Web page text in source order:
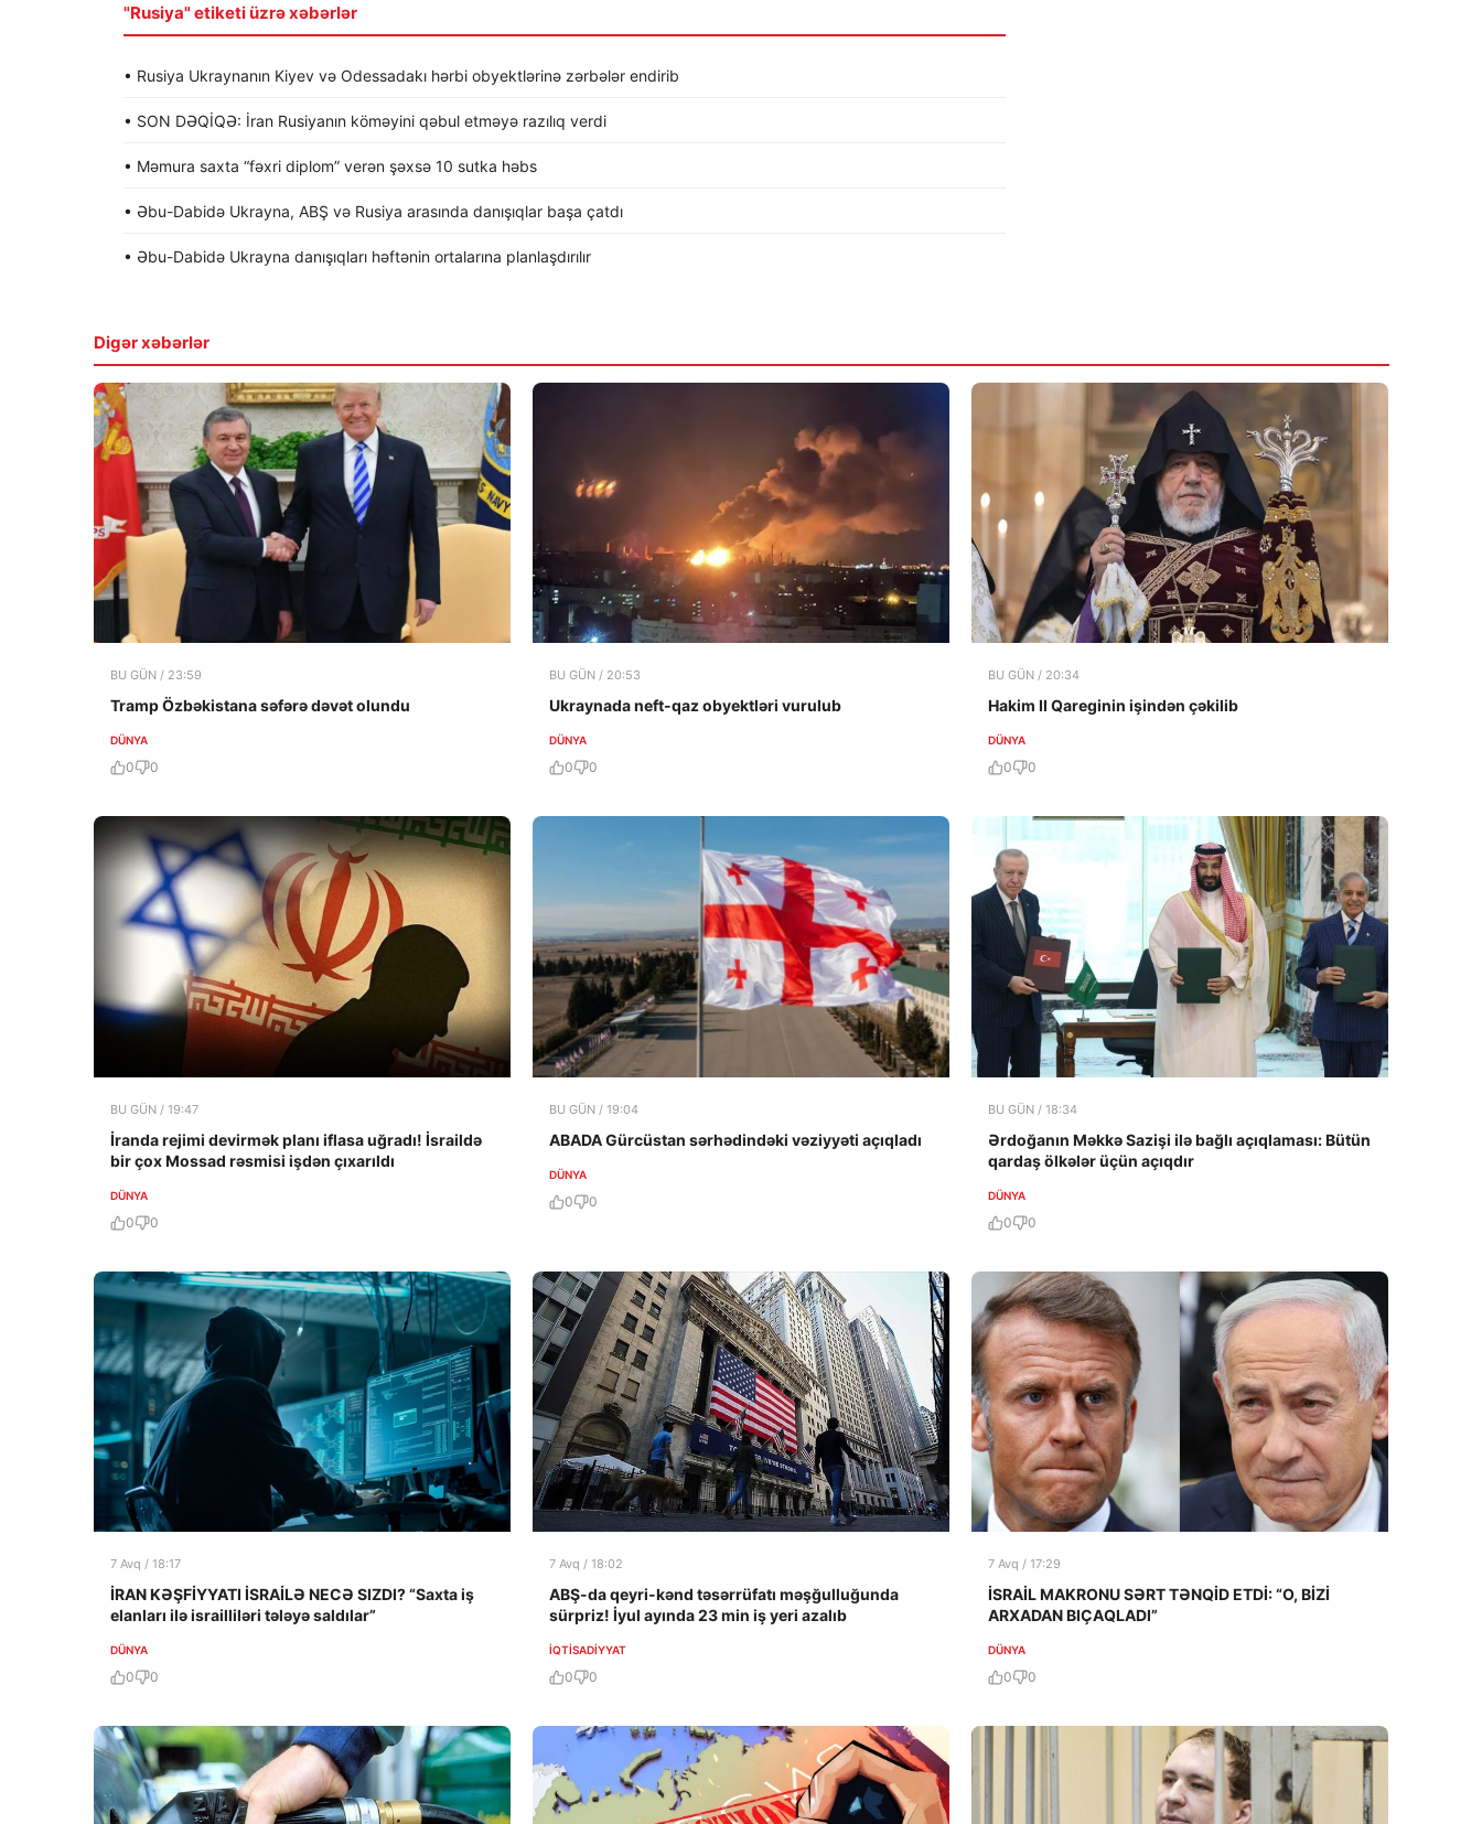
"Rusiya" etiketi üzrə xəbərlər
• Rusiya Ukraynanın Kiyev və Odessadakı hərbi obyektlərinə zərbələr endirib
• SON DƏQİQƏ: İran Rusiyanın köməyini qəbul etməyə razılıq verdi
• Məmura saxta “fəxri diplom” verən şəxsə 10 sutka həbs
• Əbu-Dabidə Ukrayna, ABŞ və Rusiya arasında danışıqlar başa çatdı
• Əbu-Dabidə Ukrayna danışıqları həftənin ortalarına planlaşdırılır
Digər xəbərlər
BU GÜN / 23:59
Tramp Özbəkistana səfərə dəvət olundu
DÜNYA
0 0
BU GÜN / 20:53
Ukraynada neft-qaz obyektləri vurulub
DÜNYA
0 0
BU GÜN / 20:34
Hakim II Qareginin işindən çəkilib
DÜNYA
0 0
BU GÜN / 19:47
İranda rejimi devirmək planı iflasa uğradı! İsraildə
bir çox Mossad rəsmisi işdən çıxarıldı
DÜNYA
0 0
BU GÜN / 19:04
ABADA Gürcüstan sərhədindəki vəziyyəti açıqladı
DÜNYA
0 0
BU GÜN / 18:34
Ərdoğanın Məkkə Sazişi ilə bağlı açıqlaması: Bütün
qardaş ölkələr üçün açıqdır
DÜNYA
0 0
7 Avq / 18:17
İRAN KƏŞFİYYATI İSRAİLƏ NECƏ SIZDI? “Saxta iş
elanları ilə israilliləri tələyə saldılar”
DÜNYA
0 0
7 Avq / 18:02
ABŞ-da qeyri-kənd təsərrüfatı məşğulluğunda
sürpriz! İyul ayında 23 min iş yeri azalıb
İQTISADIYYAT
0 0
7 Avq / 17:29
İSRAİL MAKRONU SƏRT TƏNQİD ETDİ: “O, BİZİ
ARXADAN BIÇAQLADI”
DÜNYA
0 0